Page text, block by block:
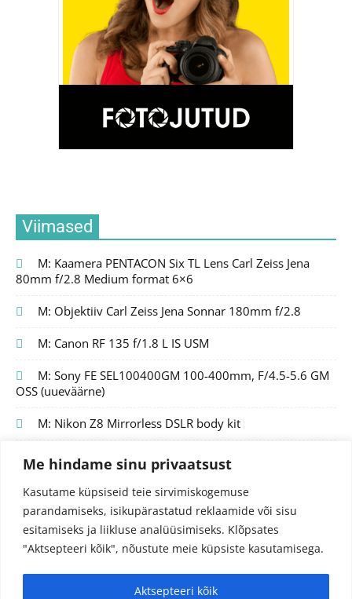
Me hindame sinu privaatsust
Kasutame küpsiseid teie sirvimiskogemuse
parandamiseks, isikupärastatud reklaamide või sisu
esitamiseks ja liikluse analüüsimiseks. Klõpsates
"Aktsepteeri kõik", nõustute meie küpsiste kasutamisega.
Aktsepteeri kõik
Viimased
M: Kaamera PENTACON Six TL Lens Carl Zeiss Jena
80mm f/2.8 Medium format 6×6
M: Objektiiv Carl Zeiss Jena Sonnar 180mm f/2.8
M: Canon RF 135 f/1.8 L IS USM
M: Sony FE SEL100400GM 100-400mm, F/4.5-5.6 GM
OSS (uueväärne)
M: Nikon Z8 Mirrorless DSLR body kit
© 2024 Fotojutud OÜ